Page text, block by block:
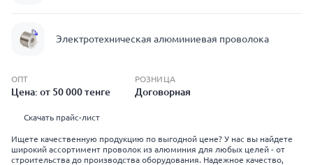
Электротехническая алюминиевая проволока
ОПТ
Цена: от 50 000 тенге
РОЗНИЦА
Договорная
Скачать прайс-лист
Ищете качественную продукцию по выгодной цене? У нас вы найдете
широкий ассортимент проволок из алюминия для любых целей - от
строительства до производства оборудования. Надежное качество,